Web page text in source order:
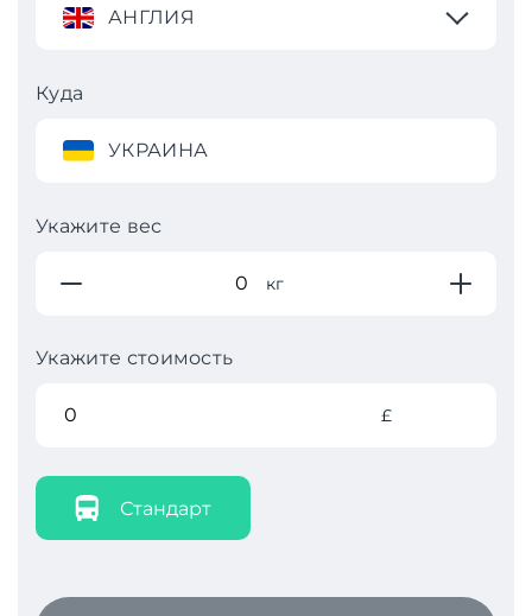
АНГЛИЯ
Куда
УКРАИНА
Укажите вес
кг
Укажите стоимость
£
Стандарт